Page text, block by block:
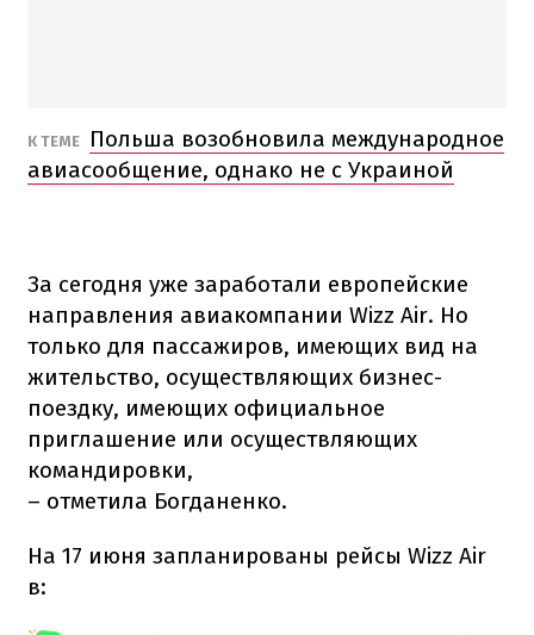
К ТЕМЕ
Польша возобновила международное
авиасообщение, однако не с Украиной
За сегодня уже заработали европейские
направления авиакомпании Wizz Air. Но
только для пассажиров, имеющих вид на
жительство, осуществляющих бизнес-
поездку, имеющих официальное
приглашение или осуществляющих
командировки,
– отметила Богданенко.
На 17 июня запланированы рейсы Wizz Air
в: